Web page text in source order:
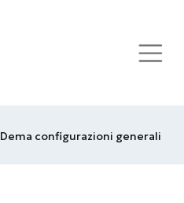
Dema configurazioni generali